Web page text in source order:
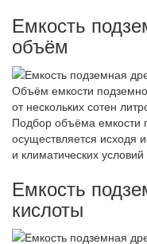
Емкость
объём
Объём емкости
от нескольких сотен
Подбор объёма емкости
осуществляется исходя
и климатических
Емкость
кислоты